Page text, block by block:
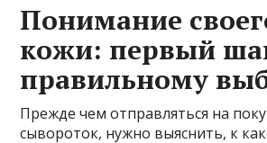
Понимание
кожи: первый
правильному
Прежде чем отправляться на
сывороток, нужно выяснить, к